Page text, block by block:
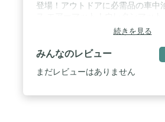
登場！アウトドアに必需品の車中
も睡眠を妥協したくないあなたへ
には弾力性に優れているウレタン
し形から横方向に打ち抜き方向を
アーによるマットの張りを損なわ
ちいい弾力を実現！【1人でたっぷ
続きを見る
みんなのレビュー
まだレビューはありません